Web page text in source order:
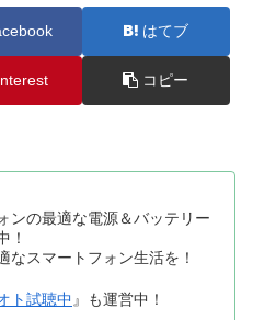
はてブ
コピー
ンの最適な電源＆バッテリー
！
なスマートフォン生活を！
ト試聴中 』も運営中！